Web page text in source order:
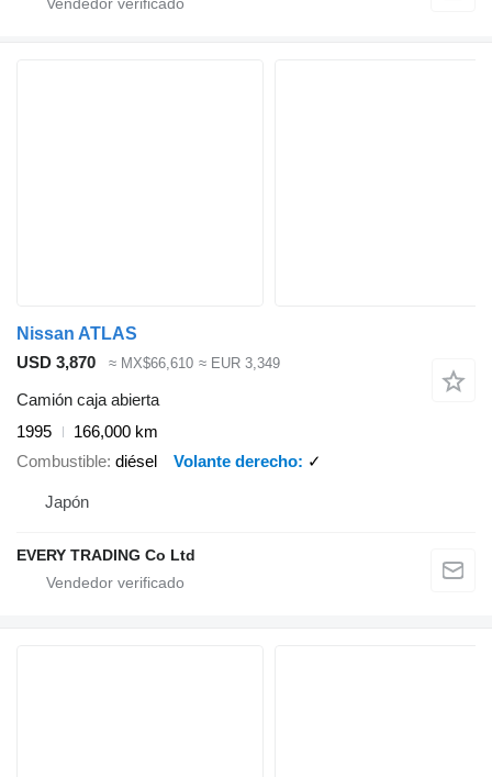
Nissan ATLAS
USD 3,870
≈ MX$66,610 ≈ EUR 3,349
Camión caja abierta
1995
166,000 km
Combustible diésel Volante derecho ✓
Japón
EVERY TRADING Co Ltd